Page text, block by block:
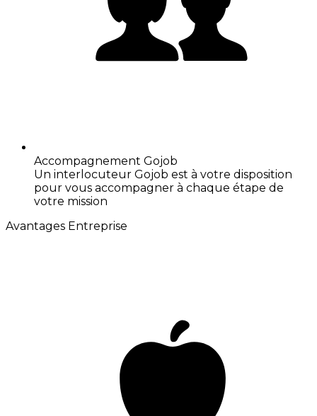
Accompagnement Gojob
Un interlocuteur Gojob est à votre disposition
pour vous accompagner à chaque étape de
votre mission
Avantages Entreprise